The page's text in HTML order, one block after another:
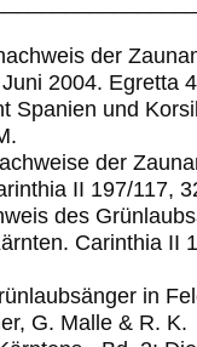
der
2004. Egretta
Spanien und
der
II 197/117,
des
Carinthia II
in
G. Malle & R. K.